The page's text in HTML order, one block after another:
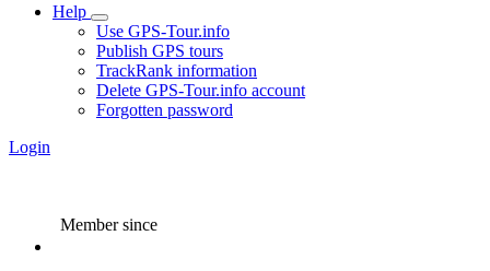
Help
Use GPS-Tour.info
Publish GPS tours
TrackRank information
Delete GPS-Tour.info account
Forgotten password
Login
Member since